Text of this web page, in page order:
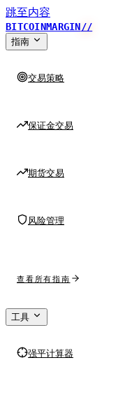
跳至内容
BITCOINMARGIN//
指南
交易策略
保证金交易
期货交易
风险管理
查看所有指南
工具
强平计算器